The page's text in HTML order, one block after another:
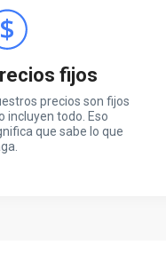
fijos
precios son fijos
incluyen todo. Eso
que sabe lo que